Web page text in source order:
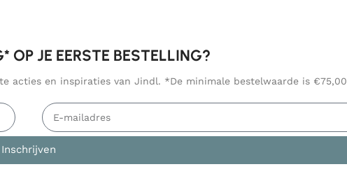
OP JE EERSTE BESTELLING?
acties en inspiraties van Jindl. *De minimale bestelwaarde is €75,00
Inschrijven